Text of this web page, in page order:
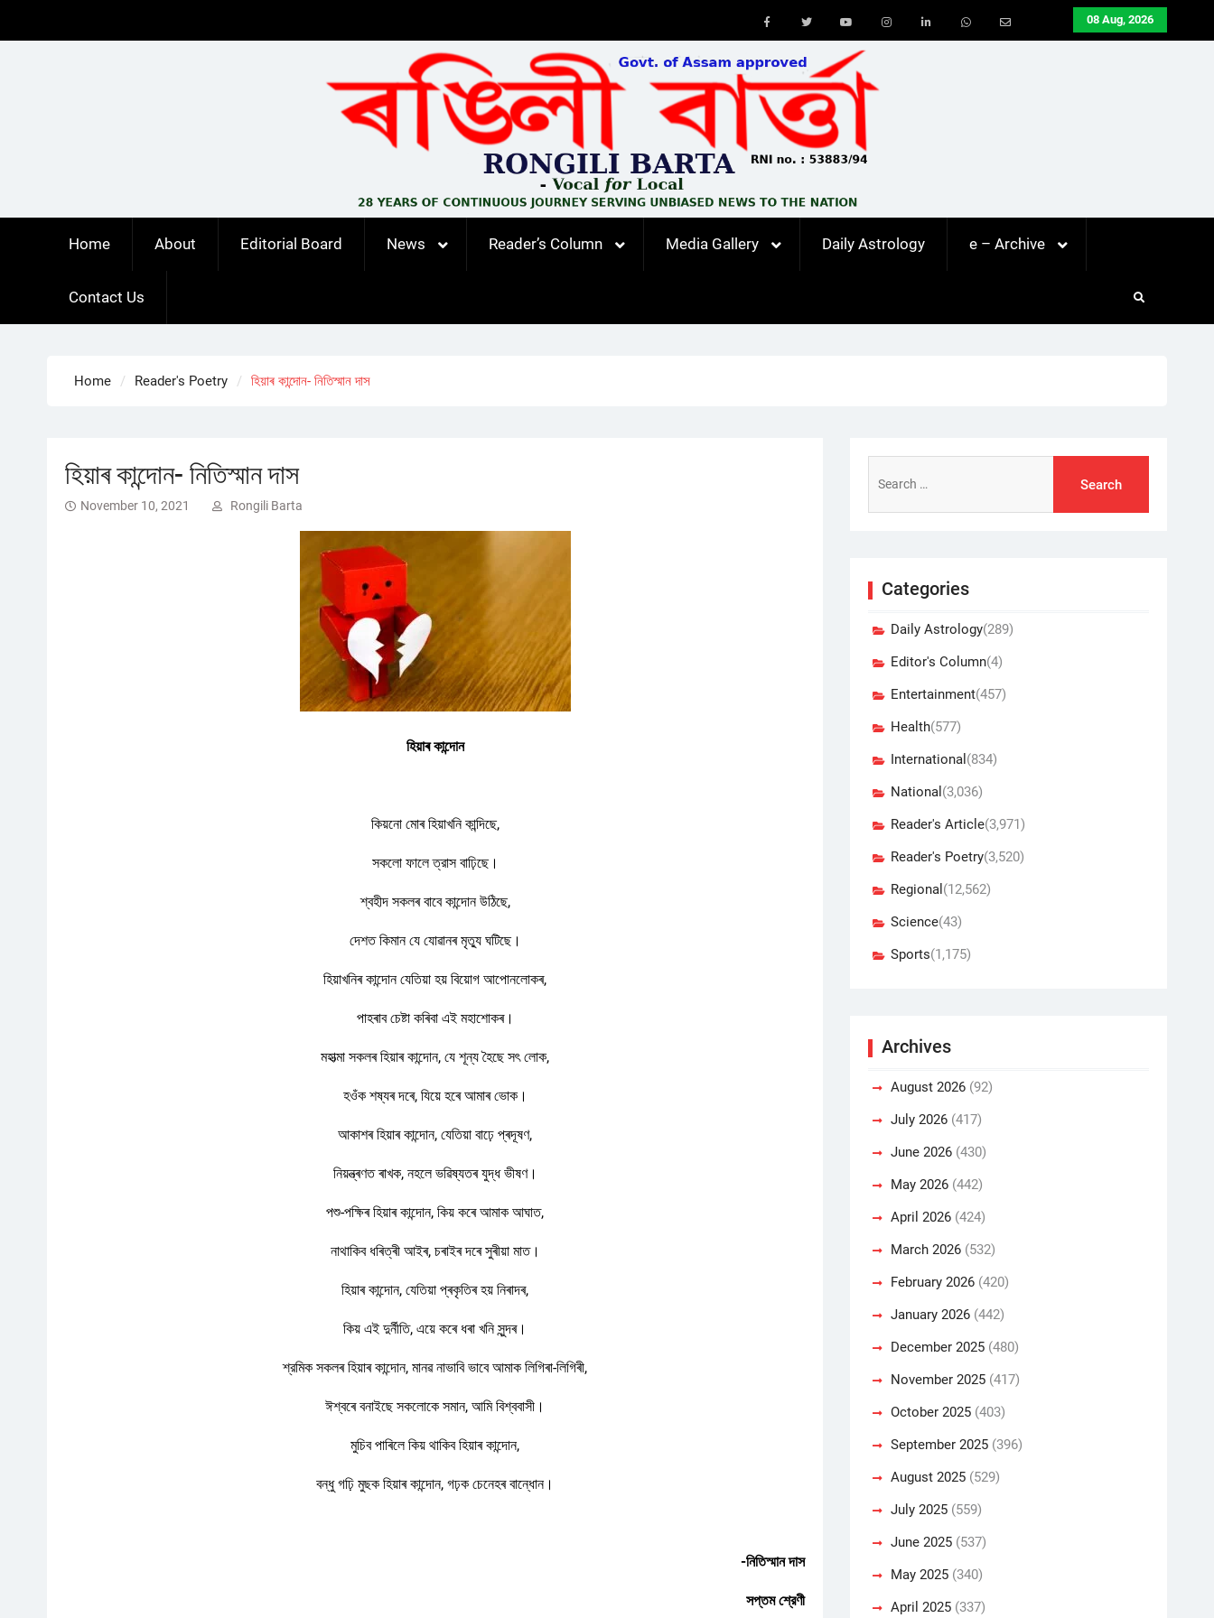
08 Aug, 2026
Youtube
Home About Editorial Board News Reader’s Column Media Gallery Daily Astrology e – Archive
Contact Us
Home Reader's Poetry হিয়াৰ কান্দোন- নিতিস্মান দাস
হিয়াৰ কান্দোন- নিতিস্মান দাস
November 10, 2021 Rongili Barta
হিয়াৰ কান্দোন
কিয়নো মোৰ হিয়াখনি কান্দিছে,
সকলো ফালে ত্রাস বাঢ়িছে।
শ্বহীদ সকলৰ বাবে কান্দোন উঠিছে,
দেশত কিমান যে যোৱানৰ মৃত্যু ঘটিছে।
হিয়াখনিৰ কান্দোন যেতিয়া হয় বিয়োগ আপোনলোকৰ,
পাহৰাব চেষ্টা কৰিবা এই মহাশোকৰ।
মহাত্মা সকলৰ হিয়াৰ কান্দোন, যে শূন্য হৈছে সৎ লোক,
হওঁক শষ্যৰ দৰে, যিয়ে হৰে আমাৰ ভোক।
আকাশৰ হিয়াৰ কান্দোন, যেতিয়া বাঢ়ে প্ৰদূষণ,
নিয়ন্ত্ৰণত ৰাখক, নহলে ভৱিষ্যতৰ যুদ্ধ ভীষণ।
পশু-পক্ষিৰ হিয়াৰ কান্দোন, কিয় কৰে আমাক আঘাত,
নাথাকিব ধৰিত্ৰী আইৰ, চৰাইৰ দৰে সুৰীয়া মাত।
হিয়াৰ কান্দোন, যেতিয়া প্ৰকৃতিৰ হয় নিৰাদৰ,
কিয় এই দুর্নীতি, এয়ে কৰে ধৰা খনি সুন্দৰ।
শ্রমিক সকলৰ হিয়াৰ কান্দোন, মানৱ নাভাবি ভাবে আমাক লিগিৰা-লিগিৰী,
ঈশ্বৰে বনাইছে সকলোকে সমান, আমি বিশ্ববাসী।
মুচিব পাৰিলে কিয় থাকিব হিয়াৰ কান্দোন,
বন্ধু গঢ়ি মুছক হিয়াৰ কান্দোন, গঢ়ক চেনেহৰ বান্ধোন।
-নিতিস্মান দাস
সপ্তম শ্রেণী
for:
Categories
Daily Astrology(289)
Editor's Column(4)
Entertainment(457)
Health(577)
International (834)
National (3,036)
Reader's Article(3,971)
Reader's Poetry(3,520)
Regional (12,562)
Science(43)
Sports(1,175)
Archives
August 2026 (92)
July 2026 (417)
June 2026 (430)
May 2026 (442)
April 2026 (424)
March 2026 (532)
February 2026 (420)
January 2026 (442)
December 2025 (480)
November 2025 (417)
October 2025 (403)
September 2025 (396)
August 2025 (529)
July 2025 (559)
June 2025 (537)
May 2025 (340)
April 2025 (337)